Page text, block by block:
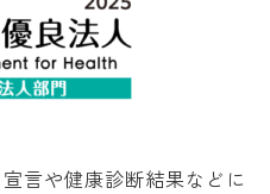
言や健康診断結果などに